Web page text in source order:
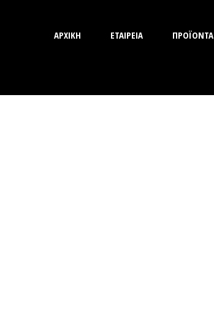
ΑΡΧΙΚΗ ΕΤΑΙΡΕΙΑ ΠΡΟΪΟΝΤΑ